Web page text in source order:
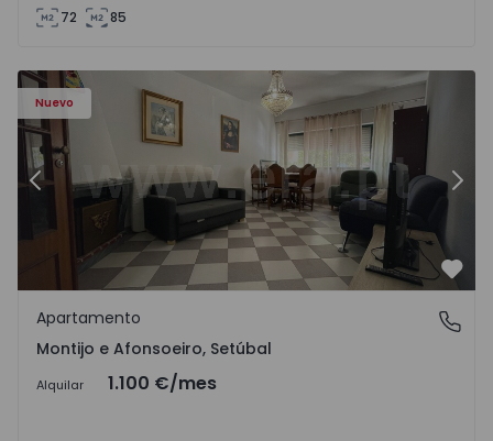
72 85
Nuevo
- 1
Apartamento T2 Montijo, Montijo e Afonsoeiro -
Anterior
Montijo e Afonsoeiro, Setúbal
Apartamento
Montijo e Afonsoeiro, Setúbal
Alquilar 1.100 €/mes